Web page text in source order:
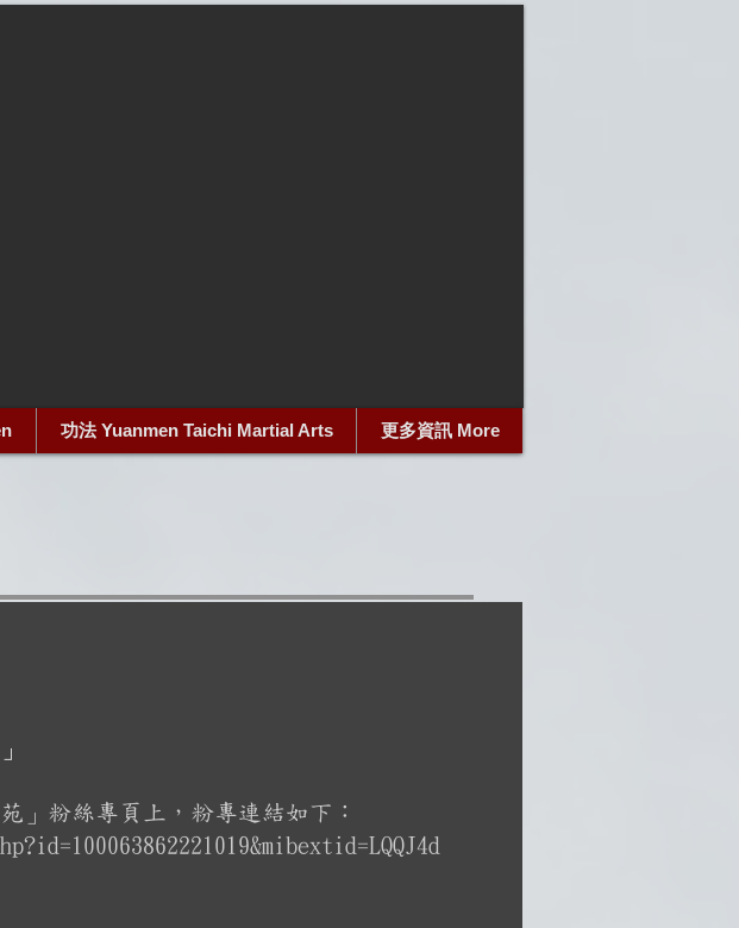
功法 Yuanmen Taichi Martial Arts 更多資訊 More
」粉絲專頁上，粉專連結如下：